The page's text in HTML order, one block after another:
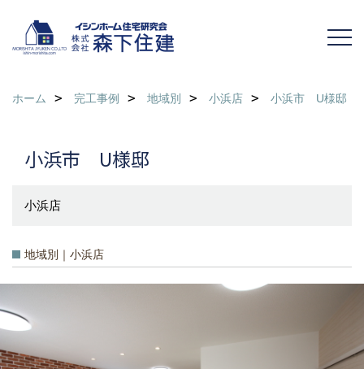
ホーム 完工事例 地域別 小浜店 小浜市 U様邸
小浜市 U様邸
小浜店
地域別｜小浜店